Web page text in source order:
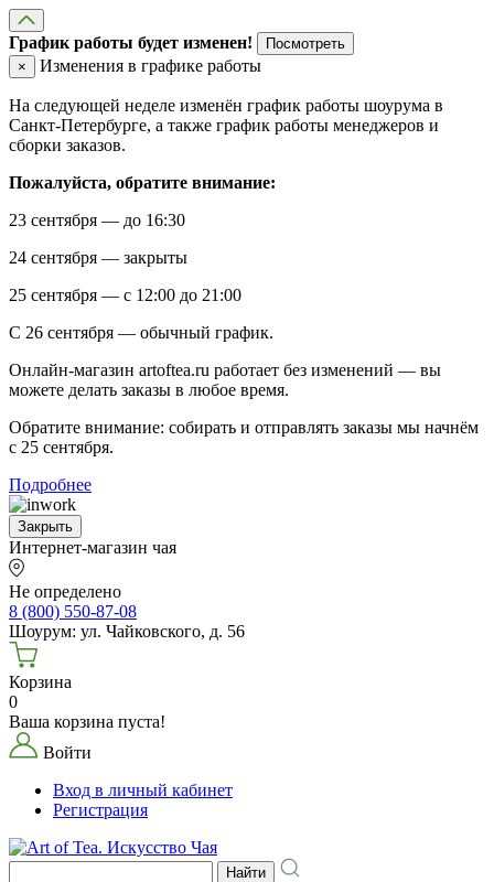
График работы будет изменен!
Посмотреть
×
Изменения в графике работы
На следующей неделе изменён график работы шоурума в
Санкт-Петербурге, а также график работы менеджеров и
сборки заказов.
Пожалуйста, обратите внимание:
23 сентября — до 16:30
24 сентября — закрыты
25 сентября — с 12:00 до 21:00
С 26 сентября — обычный график.
Онлайн-магазин artoftea.ru работает без изменений — вы
можете делать заказы в любое время.
Обратите внимание: собирать и отправлять заказы мы начнём
с 25 сентября.
Подробнее
Закрыть
Интернет-магазин чая
Не определено
8 (800) 550-87-08
Шоурум: ул. Чайковского, д. 56
Корзина
0
Ваша корзина пуста!
Войти
Вход в личный кабинет
Регистрация
Найти